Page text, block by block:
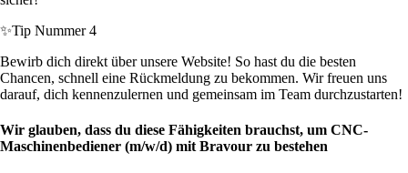
✨Tip Nummer 4
Bewirb dich direkt über unsere Website! So hast du die besten
Chancen, schnell eine Rückmeldung zu bekommen. Wir freuen uns
darauf, dich kennenzulernen und gemeinsam im Team durchzustarten!
Wir glauben, dass du diese Fähigkeiten brauchst, um CNC-
Maschinenbediener (m/w/d) mit Bravour zu bestehen